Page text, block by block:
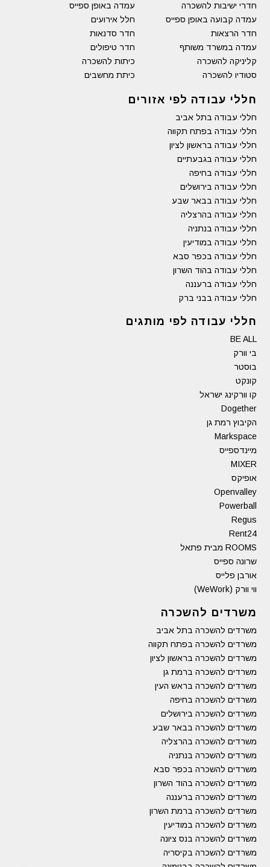
חדרי ישיבות להשכרה
עמדה באופן ספייס
עמדה קבועה באופן ספייס
חלל אירועים
חדר הרצאות
חדר סדנאות
עמדה במשרד משותף
חדר טיפולים
קליניקה להשכרה
כיתות להשכרה
סטודיו להשכרה
כיתת מחשבים
חללי עבודה לפי אזורים
חללי עבודה בתל אביב
חללי עבודה בפתח תקווה
חללי עבודה בראשון לציון
חללי עבודה בגבעתיים
חללי עבודה בחיפה
חללי עבודה בירושלים
חללי עבודה בבאר שבע
חללי עבודה בהרצליה
חללי עבודה בנתניה
חללי עבודה במודיעין
חללי עבודה בכפר סבא
חללי עבודה בהוד השרון
חללי עבודה ברעננה
חללי עבודה בבני ברק
חללי עבודה לפי מותגים
BE ALL
בי וורק
בוסטר
קונקט
קו וורקינג ישראל
Dogether
הקיבוץ רמת גן
Markspace
מיינדספייס
MIXER
אופיקס
Openvalley
Powerball
Regus
Rent24
ROOMS מבית פתאל
שרונה ספייס
אורבן פלייס
ווי וורק (WeWork)
משרדים להשכרה
משרדים להשכרה בתל אביב
משרדים להשכרה בפתח תקווה
משרדים להשכרה בראשון לציון
משרדים להשכרה ברמת גן
משרדים להשכרה בראש העין
משרדים להשכרה בחיפה
משרדים להשכרה בירושלים
משרדים להשכרה בבאר שבע
משרדים להשכרה בהרצליה
משרדים להשכרה בנתניה
משרדים להשכרה בכפר סבא
משרדים להשכרה בהוד השרון
משרדים להשכרה ברעננה
משרדים להשכרה ברמת השרון
משרדים להשכרה במודיעין
משרדים להשכרה בנס ציונה
משרדים להשכרה בקיסריה